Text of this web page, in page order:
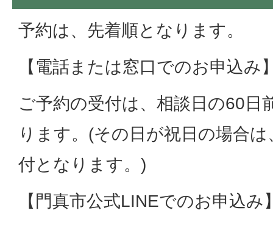
予約は、先着順となります。
【電話または窓口でのお申込み
ご予約の受付は、相談日の60日
ります。(その日が祝日の場合
付となります。)
【門真市公式LINEでのお申込み